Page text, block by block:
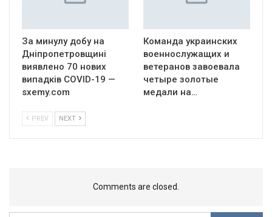
За минулу добу на
Дніпропетровщині
виявлено 70 нових
випадків COVID-19 —
sxemy.com
Команда украинских
военнослужащих и
ветеранов завоевала
четыре золотые
медали на…
PREV NEXT
Comments are closed.